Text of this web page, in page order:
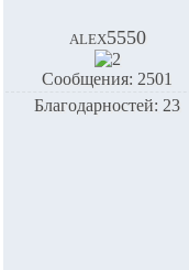
alex5550
Сообщения: 2501
Благодарностей: 23